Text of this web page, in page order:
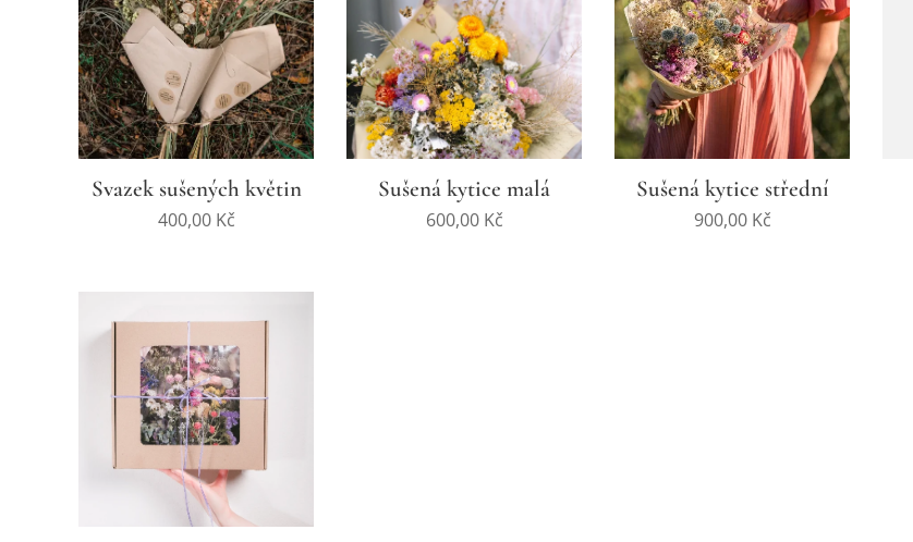
Svazek sušených květin
400,00Kč
Sušená kytice malá
600,00Kč
Sušená kytice střední
900,00Kč